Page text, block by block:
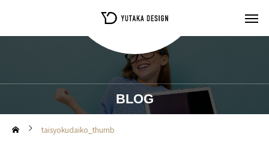
BLOG
taisyokudaiko_thumb